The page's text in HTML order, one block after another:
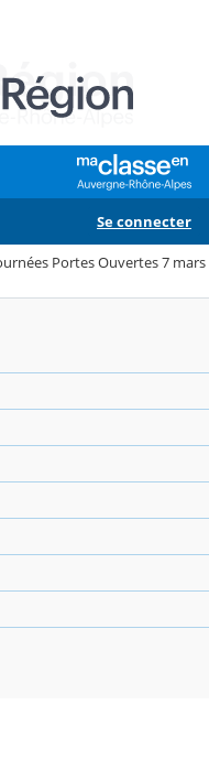
Se connecter
Portes Ouvertes 7 mars